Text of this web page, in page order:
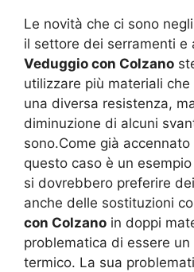
Le novità che ci sono
il settore dei serramenti e
Veduggio con Colzano
utilizzare più materiali
una diversa resistenza,
diminuzione di alcuni
sono.Come già accennato
questo caso è un
si dovrebbero preferire
anche delle sostituzioni
con Colzano in doppi
problematica di essere
termico. La sua